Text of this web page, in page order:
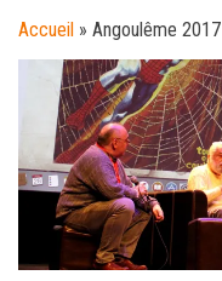
Accueil » Angoulême 2017